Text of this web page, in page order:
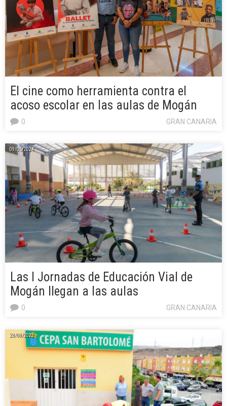
El cine como herramienta contra el
acoso escolar en las aulas de Mogán
GRAN CANARIA
0
09/05/2024
Las I Jornadas de Educación Vial de
Mogán llegan a las aulas
GRAN CANARIA
0
28/08/2023